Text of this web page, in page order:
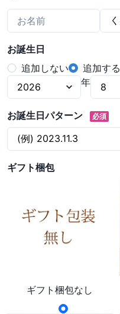
お誕生日
追加しない
追加する
年
お誕生日パターン 必須
ギフト梱包
ギフト梱包なし